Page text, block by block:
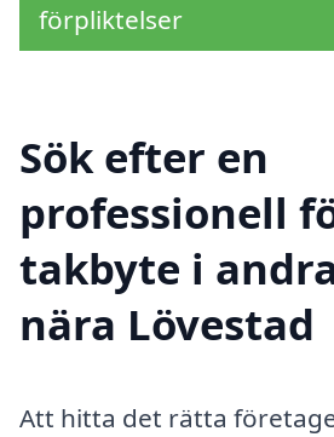
förpliktelser
Sök efter en
professionell
takbyte i
nära Lövestad
Att hitta det rätta